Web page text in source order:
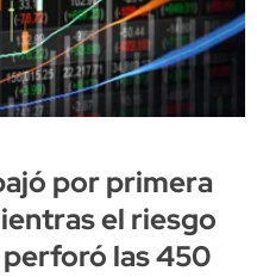
por primera
el riesgo
las 450